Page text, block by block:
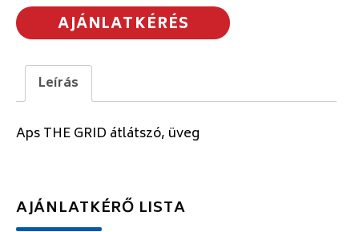
AJÁNLATKÉRÉS
Leírás
Aps THE GRID átlátszó, üveg
AJÁNLATKÉRŐ LISTA